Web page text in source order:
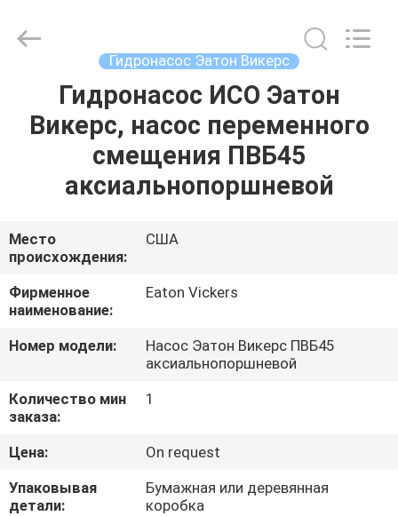
ПРОДУКТЫ
НАС
ПУТЕШЕСТВИЕ
ФАБРИКИ
КАЧЕСТВА
СВЯЖИТЕСЬ
МЫ
Electronic
Limited.
Гидронасос Эатон Викерс
Гидронасос ИСО Эатон
Викерс, насос переменного
смещения ПВБ45
аксиальнопоршневой
Место
происхождения:
США
Фирменное
наименование:
Eaton Vickers
Номер модели:
Насос Эатон Викерс ПВБ45
аксиальнопоршневой
Количество мин
заказа:
1
Цена:
On request
Упаковывая
детали:
Бумажная или деревянная
коробка